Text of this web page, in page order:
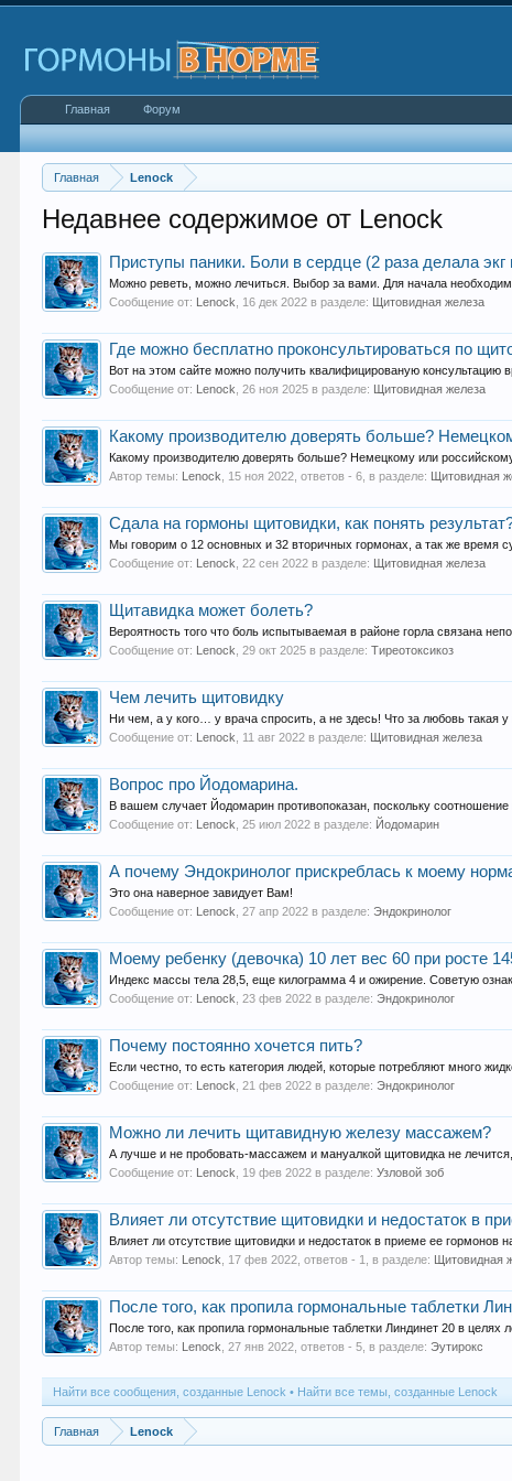
Главная Lenock
Недавнее содержимое от Lenock
Приступы паники. Боли в сердце (2 раза делала
Можно реветь, можно лечиться. Выбор за вами. Для начала
Сообщение от: Lenock 16 дек 2022 в разделе: Щитовидная железа
Где можно бесплатно проконсультироваться по
Вот на этом сайте можно получить квалифицированую консультацию
Сообщение от: Lenock ,26 ноя 2025 в разделе: Щитовидная железа
Какому производителю доверять больше?
Какому производителю доверять больше? Немецкому или
Автор темы: Lenock 15 ноя 2022 , ответов - 6, в разделе: Щитовидная
Сдала на гормоны щитовидки, как понять
Мы говорим о 12 основных и 32 вторичных гормонах, а так же время
Сообщение от: Lenock ,22 сен 2022 в разделе: Щитовидная железа
Щитавидка может болеть?
Вероятность того что боль испытываемая в районе горла связана
Сообщение от: Lenock ,29 окт 2025 в разделе:Тиреотоксикоз
Чем лечить щитовидку
Ни чем, а у кого… у врача спросить, а не здесь! Что за любовь такая
Сообщение от: Lenock 11 авг 2022 в разделе: Щитовидная железа
Вопрос про Йодомарина.
В вашем случает Йодомарин противопоказан, поскольку
Сообщение от: Lenock ,25 июл 2022 в разделе: Йодомарин
А почему Эндокринолог прискреблась к моему
Это она наверное завидует Вам!
Сообщение от: Lenock ,27 апр 2022 в разделе:Эндокринолог
Моему ребенку (девочка) 10 лет вес 60 при росте
Индекс массы тела 28,5, еще килограмма 4 и ожирение. Советую
Сообщение от: Lenock ,23 фев 2022 в разделе:Эндокринолог
Почему постоянно хочется пить?
Если честно, то есть категория людей, которые потребляют много
Сообщение от: Lenock ,21 фев 2022 в разделе:Эндокринолог
Можно ли лечить щитавидную железу массажем?
А лучше и не пробовать-массажем и мануалкой щитовидка не
Сообщение от: Lenock 19 фев 2022 в разделе:Узловой зоб
Влияет ли отсутствие щитовидки и недостаток в
Влияет ли отсутствие щитовидки и недостаток в приеме ее
Автор темы: Lenock 17 фев 2022 , ответов - 1, в разделе: Щитовидная
После того, как пропила гормональные таблетки
После того, как пропила гормональные таблетки Линдинет 20 в целях
Автор темы: Lenock ,27 янв 2022 , ответов - 5, в разделе:Эутирокс
Найти все сообщения, созданные Lenock Найти все темы, созданные Lenock
Главная Lenock
Главная Форум